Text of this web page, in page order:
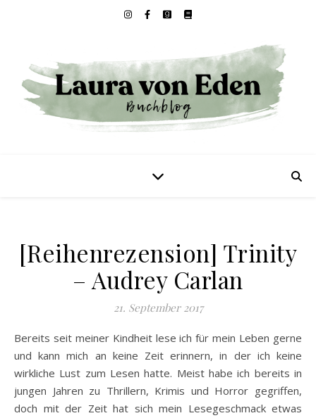
[Reihenrezension] Trinity
– Audrey Carlan
21. September 2017
Bereits seit meiner Kindheit lese ich für mein Leben gerne
und kann mich an keine Zeit erinnern, in der ich keine
wirkliche Lust zum Lesen hatte. Meist habe ich bereits in
jungen Jahren zu Thrillern, Krimis und Horror gegriffen,
doch mit der Zeit hat sich mein Lesegeschmack etwas